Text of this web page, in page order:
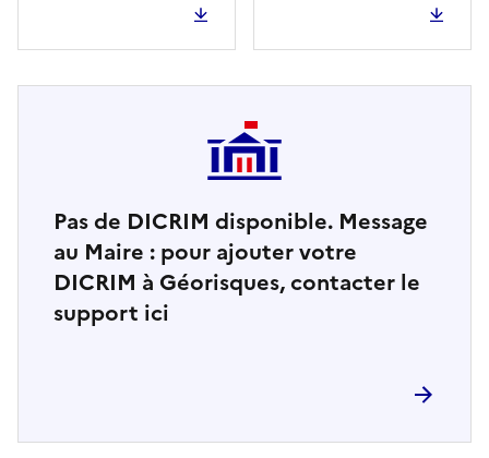
Pas de DICRIM disponible. Message
au Maire : pour ajouter votre
DICRIM à Géorisques, contacter le
support ici